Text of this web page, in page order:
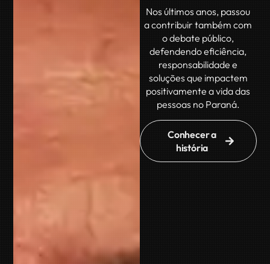
Nos últimos anos, passou
a contribuir também com
o debate público,
defendendo eficiência,
responsabilidade e
soluções que impactem
positivamente a vida das
pessoas no Paraná.
Conhecer a
história